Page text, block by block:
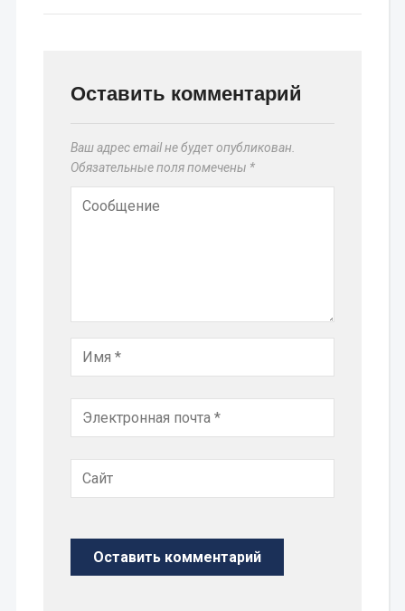
Оставить комментарий
Ваш адрес email не будет опубликован.
Обязательные поля помечены *